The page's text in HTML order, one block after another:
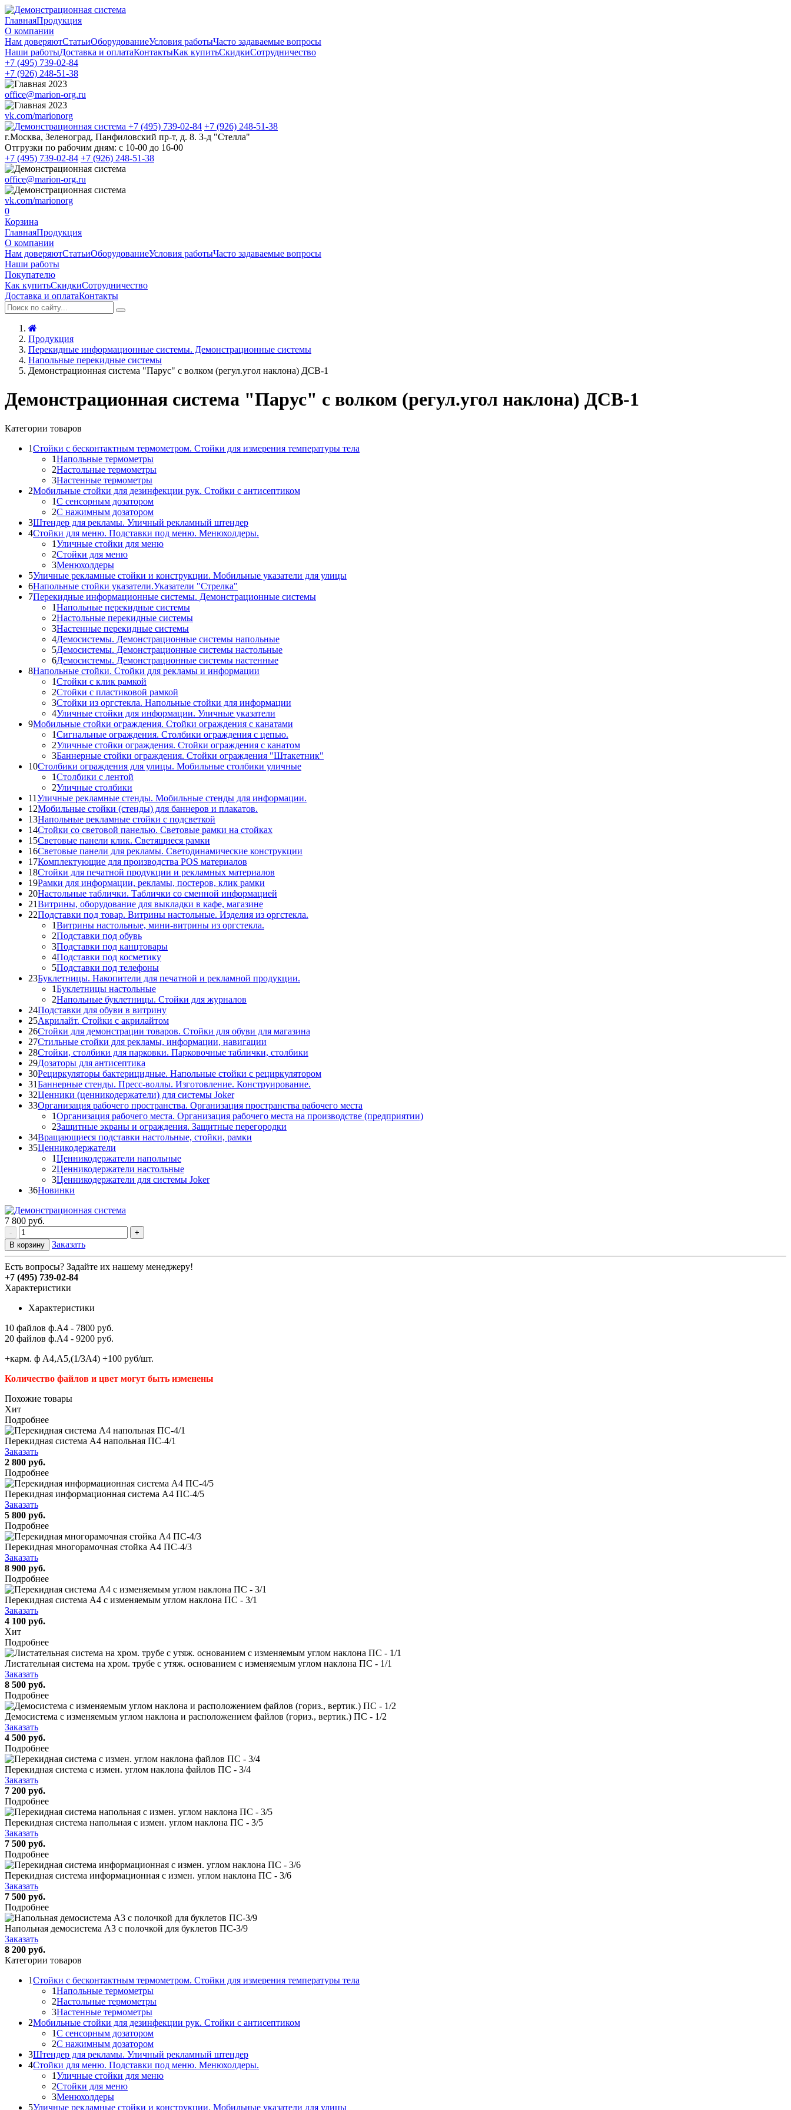
ГлавнаяПродукция
О компании
Нам доверяютСтатьиОборудованиеУсловия работыЧасто задаваемые вопросы
Наши работыДоставка и оплатаКонтактыКак купитьСкидкиСотрудничество
+7 (495) 739-02-84
+7 (926) 248-51-38
office@marion-org.ru
vk.com/marionorg
+7 (495) 739-02-84 +7 (926) 248-51-38
г.Москва, Зеленоград, Панфиловский пр-т, д. 8. З-д "Стелла"
Отгрузки по рабочим дням: с 10-00 до 16-00
+7 (495) 739-02-84 +7 (926) 248-51-38
office@marion-org.ru
vk.com/marionorg
0
Корзина
ГлавнаяПродукция
О компании
Нам доверяютСтатьиОборудованиеУсловия работыЧасто задаваемые вопросы
Наши работы
Покупателю
Как купитьСкидкиСотрудничество
Доставка и оплатаКонтакты
Продукция
Перекидные информационные системы. Демонстрационные системы
Напольные перекидные системы
Демонстрационная система "Парус" с волком (регул.угол наклона) ДСВ-1
Демонстрационная система "Парус" с волком (регул.угол наклона) ДСВ-1
Категории товаров
1Стойки с бесконтактным термометром. Стойки для измерения температуры тела
1Напольные термометры
2Настольные термометры
3Настенные термометры
2Мобильные стойки для дезинфекции рук. Стойки с антисептиком
1С сенсорным дозатором
2С нажимным дозатором
3Штендер для рекламы. Уличный рекламный штендер
4Стойки для меню. Подставки под меню. Менюхолдеры.
1Уличные стойки для меню
2Стойки для меню
3Менюхолдеры
5Уличные рекламные стойки и конструкции. Мобильные указатели для улицы
6Напольные стойки указатели.Указатели "Стрелка"
7Перекидные информационные системы. Демонстрационные системы
1Напольные перекидные системы
2Настольные перекидные системы
3Настенные перекидные системы
4Демосистемы. Демонстрационные системы напольные
5Демосистемы. Демонстрационные системы настольные
6Демосистемы. Демонстрационные системы настенные
8Напольные стойки. Стойки для рекламы и информации
1Стойки с клик рамкой
2Стойки с пластиковой рамкой
3Стойки из оргстекла. Напольные стойки для информации
4Уличные стойки для информации. Уличные указатели
9Мобильные стойки ограждения. Стойки ограждения с канатами
1Сигнальные ограждения. Столбики ограждения с цепью.
2Уличные стойки ограждения. Стойки ограждения с канатом
3Баннерные стойки ограждения. Стойки ограждения "Штакетник"
10Столбики ограждения для улицы. Мобильные столбики уличные
1Столбики с лентой
2Уличные столбики
11Уличные рекламные стенды. Мобильные стенды для информации.
12Мобильные стойки (стенды) для баннеров и плакатов.
13Напольные рекламные стойки с подсветкой
14Стойки со световой панелью. Световые рамки на стойках
15Световые панели клик. Светящиеся рамки
16Световые панели для рекламы. Светодинамические конструкции
17Комплектующие для производства POS материалов
18Стойки для печатной продукции и рекламных материалов
19Рамки для информации, рекламы, постеров, клик рамки
20Настольные таблички. Таблички со сменной информацией
21Витрины, оборудование для выкладки в кафе, магазине
22Подставки под товар. Витрины настольные. Изделия из оргстекла.
1Витрины настольные, мини-витрины из оргстекла.
2Подставки под обувь
3Подставки под канцтовары
4Подставки под косметику
5Подставки под телефоны
23Буклетницы. Накопители для печатной и рекламной продукции.
1Буклетницы настольные
2Напольные буклетницы. Стойки для журналов
24Подставки для обуви в витрину
25Акрилайт. Стойки с акрилайтом
26Стойки для демонстрации товаров. Стойки для обуви для магазина
27Стильные стойки для рекламы, информации, навигации
28Стойки, столбики для парковки. Парковочные таблички, столбики
29Дозаторы для антисептика
30Рециркуляторы бактерицидные. Напольные стойки с рециркулятором
31Баннерные стенды. Пресс-воллы. Изготовление. Конструирование.
32Ценники (ценникодержатели) для системы Joker
33Организация рабочего пространства. Организация пространства рабочего места
1Организация рабочего места. Организация рабочего места на производстве (предприятии)
2Защитные экраны и ограждения. Защитные перегородки
34Вращающиеся подставки настольные, стойки, рамки
35Ценникодержатели
1Ценникодержатели напольные
2Ценникодержатели настольные
3Ценникодержатели для системы Joker
36Новинки
7 800 руб.
-
+
В корзину
Заказать
Есть вопросы? Задайте их нашему менеджеру!
+7 (495) 739-02-84
Характеристики
Характеристики
10 файлов ф.А4 - 7800 руб.
20 файлов ф.А4 - 9200 руб.
+карм. ф А4,А5,(1/3А4) +100 руб/шт.
Количество файлов и цвет могут быть изменены
Похожие товары
Хит
Подробнее
Перекидная система А4 напольная ПС-4/1
Заказать
2 800 руб.
Подробнее
Перекидная информационная система А4 ПС-4/5
Заказать
5 800 руб.
Подробнее
Перекидная многорамочная стойка А4 ПС-4/3
Заказать
8 900 руб.
Подробнее
Перекидная система А4 c изменяемым углом наклона ПС - 3/1
Заказать
4 100 руб.
Хит
Подробнее
Листательная система на хром. трубе с утяж. основанием с изменяемым углом наклона ПС - 1/1
Заказать
8 500 руб.
Подробнее
Демосистема с изменяемым углом наклона и расположением файлов (гориз., вертик.) ПС - 1/2
Заказать
4 500 руб.
Подробнее
Перекидная система с измен. углом наклона файлов ПС - 3/4
Заказать
7 200 руб.
Подробнее
Перекидная система напольная с измен. углом наклона ПС - 3/5
Заказать
7 500 руб.
Подробнее
Перекидная система информационная с измен. углом наклона ПС - 3/6
Заказать
7 500 руб.
Подробнее
Напольная демосистема А3 с полочкой для буклетов ПС-3/9
Заказать
8 200 руб.
Категории товаров
1Стойки с бесконтактным термометром. Стойки для измерения температуры тела
1Напольные термометры
2Настольные термометры
3Настенные термометры
2Мобильные стойки для дезинфекции рук. Стойки с антисептиком
1С сенсорным дозатором
2С нажимным дозатором
3Штендер для рекламы. Уличный рекламный штендер
4Стойки для меню. Подставки под меню. Менюхолдеры.
1Уличные стойки для меню
2Стойки для меню
3Менюхолдеры
5Уличные рекламные стойки и конструкции. Мобильные указатели для улицы